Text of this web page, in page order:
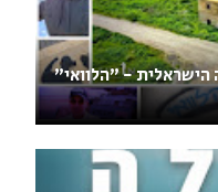
- "הלוואי"